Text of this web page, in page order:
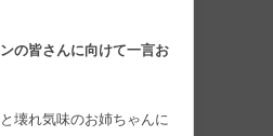
の皆さんに向けて一言お
壊れ気味のお姉ちゃんに